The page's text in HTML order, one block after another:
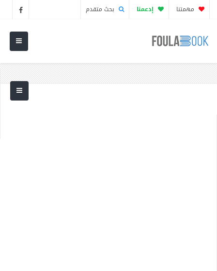
مهمتنا إدعمنا بحث متقدم